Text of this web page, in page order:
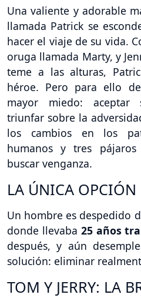
Una valiente y adorable
llamada Patrick se
hacer el viaje de su vida.
oruga llamada Marty, y
teme a las alturas,
héroe. Pero para ello
mayor miedo: aceptar
triunfar sobre la
los cambios en los
humanos y tres pájaros
buscar venganza.
LA ÚNICA OPCIÓN
Un hombre es despedido
donde llevaba 25 años
después, y aún
solución: eliminar
TOM Y JERRY: LA